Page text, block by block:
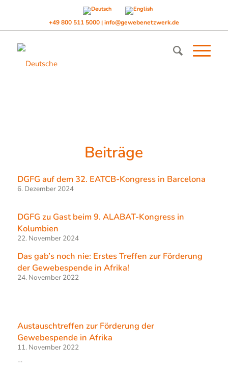
+49 800 511 5000 | info@gewebenetzwerk.de
Beiträge
DGFG auf dem 32. EATCB-Kongress in Barcelona
6. Dezember 2024
DGFG zu Gast beim 9. ALABAT-Kongress in
Kolumbien
22. November 2024
Das gab’s noch nie: Erstes Treffen zur Förderung
der Gewebespende in Afrika!
24. November 2022
Austauschtreffen zur Förderung der
Gewebespende in Afrika
11. November 2022
…